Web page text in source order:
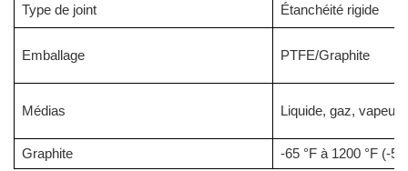
Type de joint Étanchéité rigide
Emballage PTFE/Graphite
Médias Liquide, gaz, vapeur,
Graphite -65 °F à 1200 °F (-